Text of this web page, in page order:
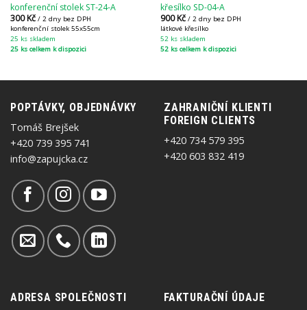
konferenční stolek ST-24-A
300Kč / 2 dny bez DPH
konferenční stolek 55x55cm
25 ks skladem
25 ks celkem k dispozici
křesílko SD-04-A
900Kč / 2 dny bez DPH
látkové křesílko
52 ks skladem
52 ks celkem k dispozici
POPTÁVKY, OBJEDNÁVKY
Tomáš Brejšek
+420 739 395 741
info@zapujcka.cz
ZAHRANIČNÍ KLIENTI
FOREIGN CLIENTS
+420 734 579 395
+420 603 832 419
ADRESA SPOLEČNOSTI
FAKTURAČNÍ ÚDAJE